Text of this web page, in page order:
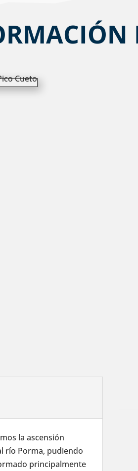
la ascensión
río Porma, pudiendo
principalmente